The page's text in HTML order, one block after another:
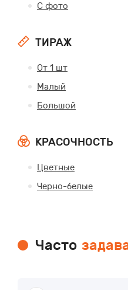
С фото
ТИРАЖ
От 1 шт
Малый
Большой
КРАСОЧНОСТЬ
Цветные
Черно-белые
Часто